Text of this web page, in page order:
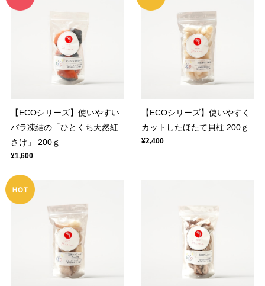
【ECOシリーズ】使いやすい
バラ凍結の「ひとくち天然紅
さけ」 200ｇ
¥1,600
【ECOシリーズ】使いやすく
カットしたほたて貝柱 200ｇ
¥2,400